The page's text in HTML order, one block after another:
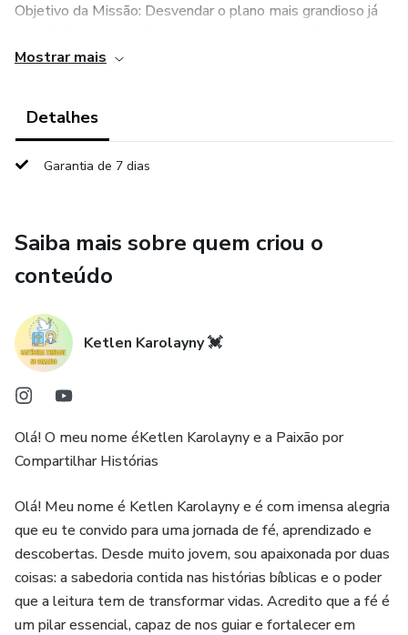
Objetivo da Missão: Desvendar o plano mais grandioso já
sacrifício na Cruz.
"Arquivos Proféticos" e "Relatórios de Campo dos
atenta, decifração de enigmas e análise de citações bíblicas
(como Gênesis 3:15, Isaías 53:5, Mateus 1:21 e João
Encerramento do Caso: As Palavras-Chave coletadas
devem ser transferidas para a Ficha de Missão Final para
revelar a razão completa do nascimento de Jesus.
Ao concluir a investigação, o produto revela a grande
verdade.
Experiência: Um guia interativo que usa uma narrativa de
investigação para aprofundar a compreensão da missão de
Jesus, desde o Éden até o Calvário. Livro impresso em
Papel Couchê, 90g/m² colorido, no tamanho 15x21cm com
24 páginas. Este produto é feito sob demandas - será
produzido especialmente para você após a compra. Por
Mostrar mais
Detalhes
Garantia de 7 dias
Saiba mais sobre quem criou o
conteúdo
Ketlen Karolayny 💓
Olá! O meu nome éKetlen Karolayny e a Paixão por
Compartilhar Histórias
Olá! Meu nome é Ketlen Karolayny e é com imensa alegria
que eu te convido para uma jornada de fé, aprendizado e
descobertas. Desde muito jovem, sou apaixonada por duas
coisas: a sabedoria contida nas histórias bíblicas e o poder
que a leitura tem de transformar vidas. Acredito que a fé é
um pilar essencial, capaz de nos guiar e fortalecer em